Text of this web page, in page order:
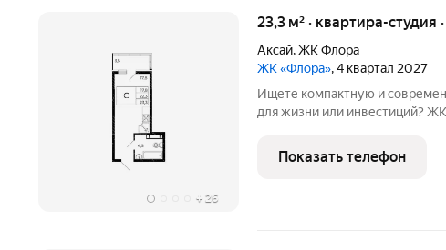
+ 26
23,3 м² · квартира-студия
Аксай,ЖК Флора
ЖК «Флора», 4 квартал 2027
Ищете компактную и
для жизни или инвестиций? ЖК «Флора»
благоприятную территорию на
ключи сразу при покупке.
Показать телефон